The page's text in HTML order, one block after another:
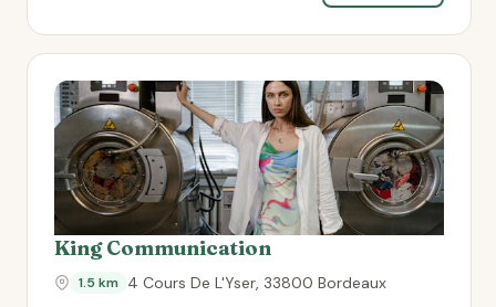
King Communication
1.5 km 4 Cours De L'Yser, 33800 Bordeaux